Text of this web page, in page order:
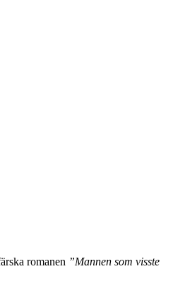
romanen ”Mannen som visste